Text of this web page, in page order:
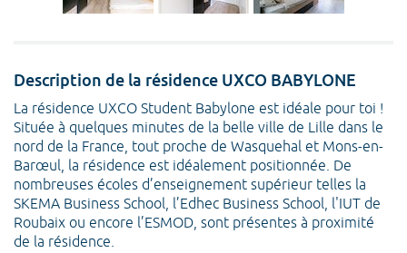
Description de la résidence UXCO BABYLONE
La résidence UXCO Student Babylone est idéale pour toi !
Située à quelques minutes de la belle ville de Lille dans le
nord de la France, tout proche de Wasquehal et Mons-en-
Barœul, la résidence est idéalement positionnée. De
nombreuses écoles d’enseignement supérieur telles la
SKEMA Business School, l’Edhec Business School, l'IUT de
Roubaix ou encore l’ESMOD, sont présentes à proximité
de la résidence.